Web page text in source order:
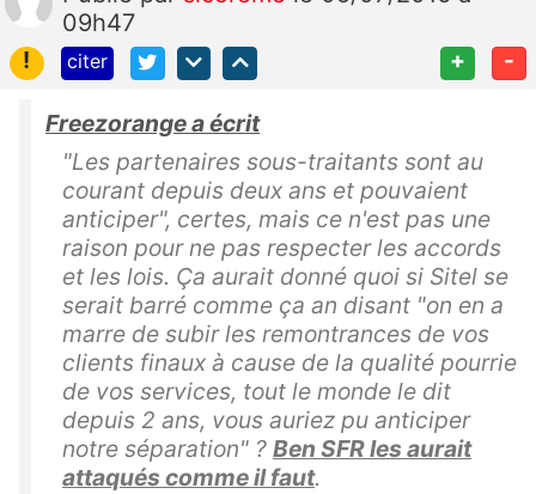
09h47
!
citer + -
Freezorange a écrit
"Les partenaires sous-traitants sont au
courant depuis deux ans et pouvaient
anticiper", certes, mais ce n'est pas une
raison pour ne pas respecter les accords
et les lois. Ça aurait donné quoi si Sitel se
serait barré comme ça an disant "on en a
marre de subir les remontrances de vos
clients finaux à cause de la qualité pourrie
de vos services, tout le monde le dit
depuis 2 ans, vous auriez pu anticiper
notre séparation" ? Ben SFR les aurait
attaqués comme il faut.